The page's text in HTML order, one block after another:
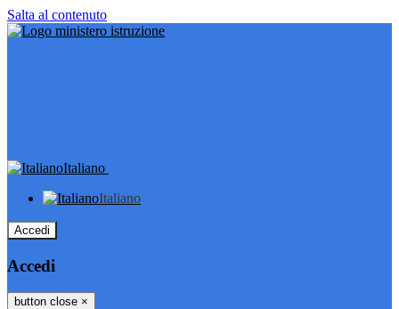
Salta al contenuto
Italiano
Italiano
Accedi
Accedi
button close ×